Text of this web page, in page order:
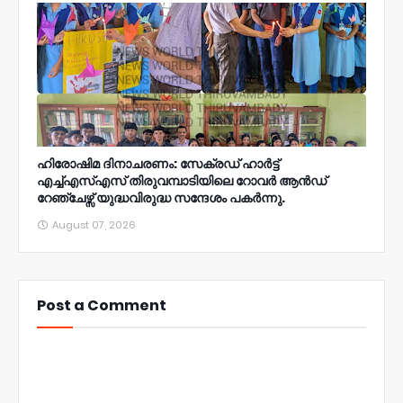
ഹിരോഷിമ ദിനാചരണം: സേക്രഡ് ഹാർട്ട്
എച്ച്എസ്എസ് തിരുവമ്പാടിയിലെ റോവർ ആൻഡ്
റേഞ്ചേഴ്സ് യുദ്ധവിരുദ്ധ സന്ദേശം പകർന്നു.
August 07, 2026
Post a Comment